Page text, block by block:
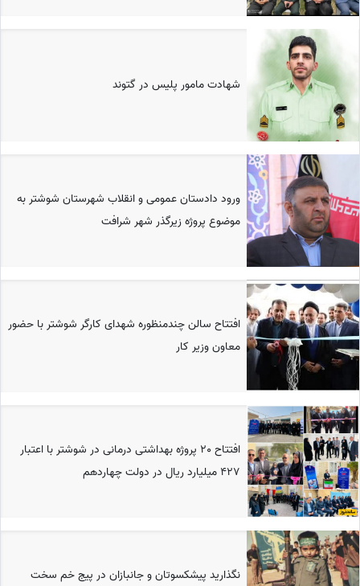
شهادت مامور پلیس در گتوند
ورود دادستان عمومی و انقلاب شهرستان شوشتر به
موضوع پروژه زیرگذر شهر شرافت
افتتاح سالن چندمنظوره شهدای کارگر شوشتر با حضور
معاون وزیر کار
افتتاح 20 پروژه بهداشتی درمانی در شوشتر با اعتبار
427 میلیارد ریال در دولت چهاردهم
نگذارید پیشکسوتان و جانبازان در پیج خم سخت